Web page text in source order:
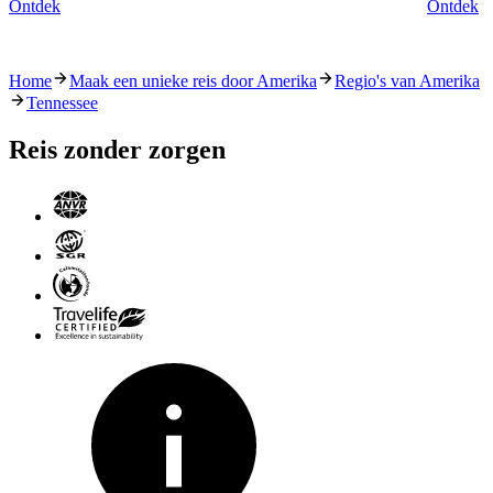
Ontdek Ontdek
Home Maak een unieke reis door Amerika
Regio's van Amerika
Tennessee
Reis zonder zorgen